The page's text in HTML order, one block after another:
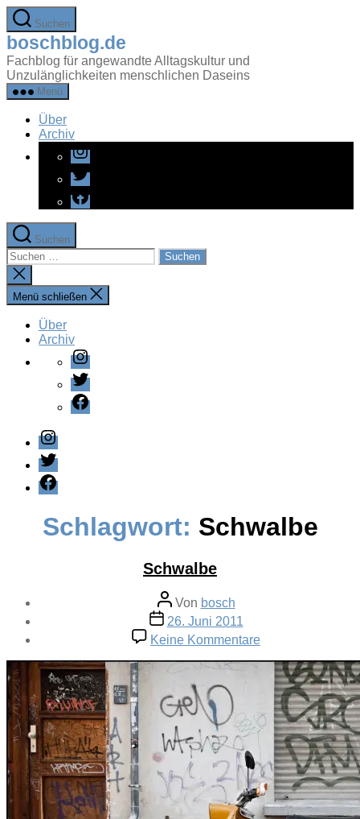
Zum
Inhalt
springen
Suchen
boschblog.de
Fachblog für angewandte Alltagskultur und
Unzulänglichkeiten menschlichen Daseins
Menü
Über
Archiv
Instagram
Twitter
Facebook
Suchen
Suchen
nach:
Suche
schließen
Menü schließen
Über
Archiv
Instagram
Twitter
Facebook
Instagram
Twitter
Facebook
Schlagwort: Schwalbe
Schwalbe
Beitragsautor
Von bosch
Veröffentlichungsdatum
26. Juni 2011
Keine Kommentare
Schwalbe